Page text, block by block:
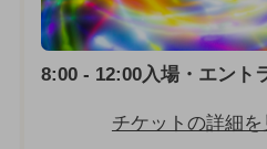
8:00 - 12:00入場・エント
チケットの詳細を